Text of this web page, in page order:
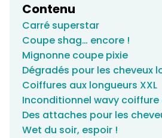
Contenu
Carré superstar
Coupe shag… encore !
Mignonne coupe pixie
Dégradés pour les cheveux
Coiffures aux longueurs XXL
Inconditionnel wavy coiffure
Des attaches pour les
Wet du soir, espoir !